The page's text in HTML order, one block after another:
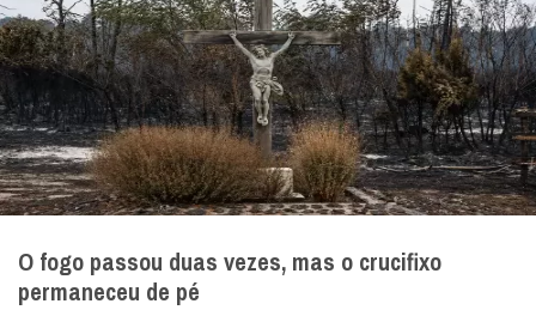
O fogo passou duas vezes, mas o crucifixo
permaneceu de pé